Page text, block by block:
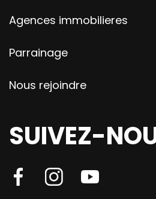
Agences immobilieres
Parrainage
Nous rejoindre
SUIVEZ-